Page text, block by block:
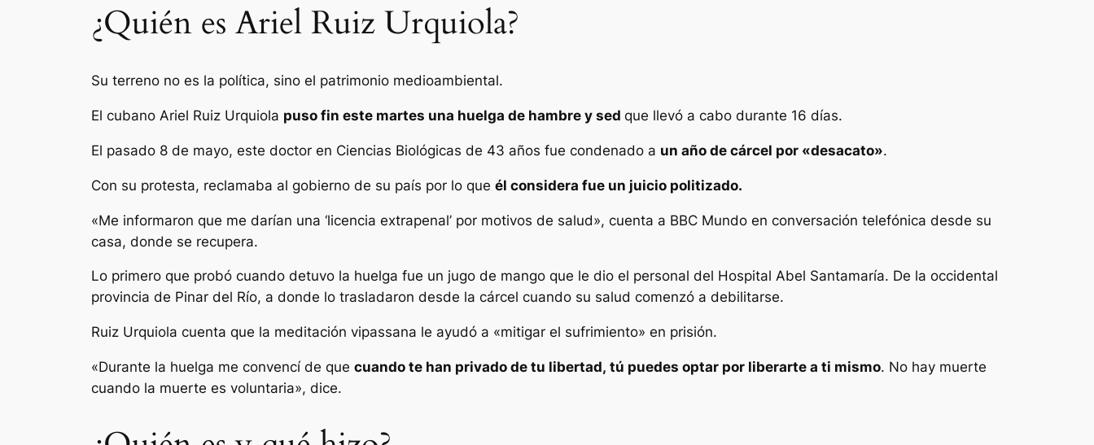
¿Quién es Ariel Ruiz Urquiola?
Su terreno no es la política, sino el patrimonio medioambiental.
El cubano Ariel Ruiz Urquiola puso fin este martes una huelga de hambre y sed que llevó a cabo durante 16 días.
El pasado 8 de mayo, este doctor en Ciencias Biológicas de 43 años fue condenado a un año de cárcel por «desacato».
Con su protesta, reclamaba al gobierno de su país por lo que él considera fue un juicio politizado.
«Me informaron que me darían una ‘licencia extrapenal’ por motivos de salud», cuenta a BBC Mundo en conversación telefónica desde su
casa, donde se recupera.
Lo primero que probó cuando detuvo la huelga fue un jugo de mango que le dio el personal del Hospital Abel Santamaría. De la occidental
provincia de Pinar del Río, a donde lo trasladaron desde la cárcel cuando su salud comenzó a debilitarse.
Ruiz Urquiola cuenta que la meditación vipassana le ayudó a «mitigar el sufrimiento» en prisión.
«Durante la huelga me convencí de que cuando te han privado de tu libertad, tú puedes optar por liberarte a ti mismo. No hay muerte
cuando la muerte es voluntaria», dice.